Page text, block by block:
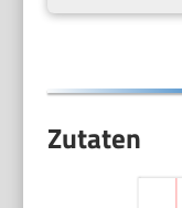
Zutaten